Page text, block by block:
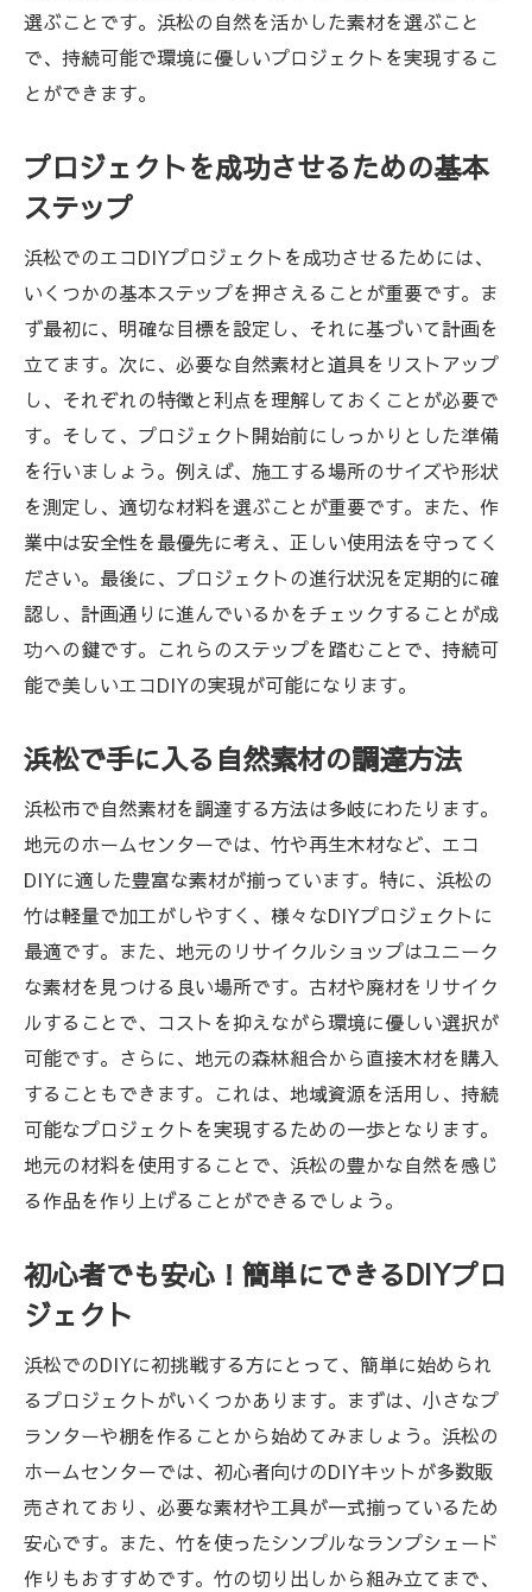
環境に優しいDIY活動のメリット
浜松で叶えるエコDIY自然素材を使った住まい
作りの秘訣
自然素材を活かしたエコデザインのコツ
持続可能な住まいを目指すDIYテクニック
浜松の気候に適した素材の活用法
DIYで実現する快適で健康的な生活空間
施工中に気をつけたいエコフレンドリーポ
イント
自然と共生する暮らしの重要性
浜松で見つける自然との調和のヒント
DIYがもたらす精神的な豊かさ
エコな暮らしをサポートするDIYグッズ
環境に優しい生活習慣の取り入れ方
自然素材を使ったインテリアデザインの提
浜松の豊かな資源を活かすエコDIYの実践アイ
デア
地域資源を活用したDIYプロジェクトの利点
浜松の自然素材を使った独自アイデア集
実践的なエコDIYのための手順と技術
浜松の自然美を生かしたDIY装飾
コミュニティを巻き込んだプロジェクトの
進め方
浜松でのDIYが環境に優しい理由自然素材の魅
力を探る
自然素材が環境に優しい理由とは
浜松の自然素材がもたらすエコメリット
環境に配慮した素材選びのポイント
エコDIYが地域経済にもたらす影響
自然素材を用いた持続可能なプロジェクト
事例
持続可能な暮らし浜松で始めるエコDIYプロジ
ェクト
エコDIYで目指す持続可能なライフスタイル
選ぶことです。浜松の自然を活かした素材を選ぶこと
で、持続可能で環境に優しいプロジェクトを実現するこ
とができます。
プロジェクトを成功させるための基本
ステップ
浜松でのエコDIYプロジェクトを成功させるためには、
いくつかの基本ステップを押さえることが重要です。ま
ず最初に、明確な目標を設定し、それに基づいて計画を
立てます。次に、必要な自然素材と道具をリストアップ
し、それぞれの特徴と利点を理解しておくことが必要で
す。そして、プロジェクト開始前にしっかりとした準備
を行いましょう。例えば、施工する場所のサイズや形状
を測定し、適切な材料を選ぶことが重要です。また、作
業中は安全性を最優先に考え、正しい使用法を守ってく
ださい。最後に、プロジェクトの進行状況を定期的に確
認し、計画通りに進んでいるかをチェックすることが成
功への鍵です。これらのステップを踏むことで、持続可
能で美しいエコDIYの実現が可能になります。
浜松で手に入る自然素材の調達方法
浜松市で自然素材を調達する方法は多岐にわたります。
地元のホームセンターでは、竹や再生木材など、エコ
DIYに適した豊富な素材が揃っています。特に、浜松の
竹は軽量で加工がしやすく、様々なDIYプロジェクトに
最適です。また、地元のリサイクルショップはユニーク
な素材を見つける良い場所です。古材や廃材をリサイク
ルすることで、コストを抑えながら環境に優しい選択が
可能です。さらに、地元の森林組合から直接木材を購入
することもできます。これは、地域資源を活用し、持続
可能なプロジェクトを実現するための一歩となります。
地元の材料を使用することで、浜松の豊かな自然を感じ
る作品を作り上げることができるでしょう。
初心者でも安心！簡単にできるDIYプロ
ジェクト
浜松でのDIYに初挑戦する方にとって、簡単に始められ
るプロジェクトがいくつかあります。まずは、小さなプ
ランターや棚を作ることから始めてみましょう。浜松の
ホームセンターでは、初心者向けのDIYキットが多数販
売されており、必要な素材や工具が一式揃っているため
安心です。また、竹を使ったシンプルなランプシェード
作りもおすすめです。竹の切り出しから組み立てまで、